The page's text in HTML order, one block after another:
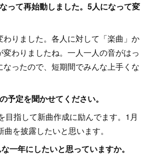
って再始動しました。5人になって変
りました。各人に対して「楽曲」か
変わりましたね。一人一人の音がはっ
なったので、短期間でみんな上手くな
予定を聞かせてください。
指して新曲作成に励んでます。1月
を披露したいと思います。
一年にしたいと思っていますか。